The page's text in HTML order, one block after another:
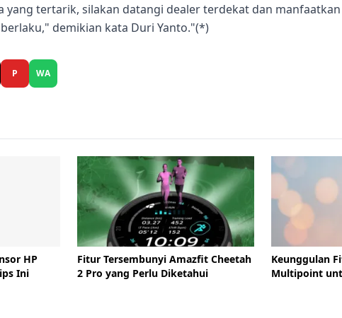
yang tertarik, silakan datangi dealer terdekat dan
demikian kata Duri Yanto."(*)
P WA
HP
Ini
Fitur Tersembunyi Amazfit Cheetah
2 Pro yang Perlu Diketahui
Keunggulan
Multipoint